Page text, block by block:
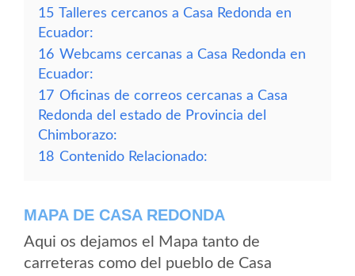
15 Talleres cercanos a Casa Redonda en
Ecuador:
16 Webcams cercanas a Casa Redonda en
Ecuador:
17 Oficinas de correos cercanas a Casa
Redonda del estado de Provincia del
Chimborazo:
18 Contenido Relacionado:
MAPA DE CASA REDONDA
Aqui os dejamos el Mapa tanto de
carreteras como del pueblo de Casa